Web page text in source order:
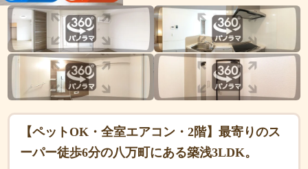
【ペットOK・全室エアコン・2階】最寄りのス
ーパー徒歩6分の八万町にある築浅3LDK。